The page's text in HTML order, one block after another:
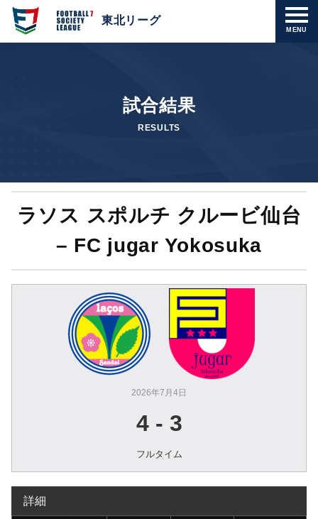
MENU
東北リーグ
試合結果
RESULTS
ラソス スポルチ クルービ仙台
– FC jugar Yokosuka
2026年7月4日
4- 3
フルタイム
詳細